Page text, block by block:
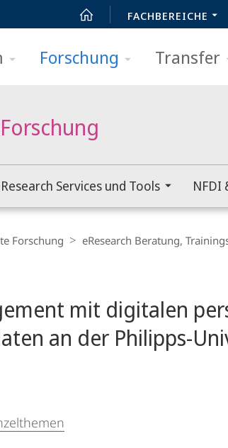
FACHBEREICHE
Forschung Transfer
Services und Tools NFDI
Forschung eResearch Beratung,
mit digitalen
an der Philipps-